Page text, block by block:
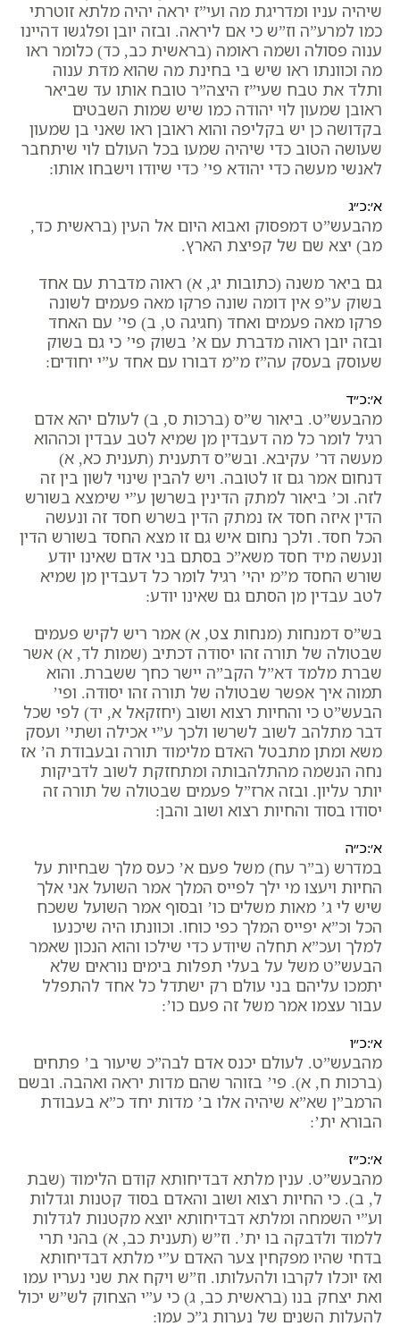
שיהיה עניו ומדריגת מה ועי”ז יראה יהיה מלתא זוטרתי
כמו למרע”ה וז”ש כי אם ליראה. ובזה יובן ופלגשו דהיינו
ענוה פסולה ושמה ראומה (בראשית כב, כד) כלומר ראו
מה וכוונתו ראו שיש בי בחינת מה שהוא מדת ענוה
ותלד את טבח שעי”ז היצה”ר טובח אותו עד שביאר
ראובן שמעון לוי יהודה כמו שיש שמות השבטים
בקדושה כן יש בקליפה והוא ראובן ראו שאני בן שמעון
שעושה הטוב כדי שיהיה שמעו בכל העולם לוי שיתחבר
לאנשי מעשה כדי יהודא פי’ כדי שיודו וישבחו אותו:
א׳:כ״ג
מהבעש”ט דמפסוק ואבוא היום אל העין (בראשית כד,
מב) יצא שם של קפיצת הארץ.
גם ביאר משנה (כתובות יג, א) ראוה מדברת עם אחד
בשוק ע”פ אין דומה שונה פרקו מאה פעמים לשונה
פרקו מאה פעמים ואחד (חגיגה ט, ב) פי’ עם האחד
ובזה יובן ראוה מדברת עם א’ בשוק פי’ כי גם בשוק
שעוסק בעסק עה”ז מ”מ דבורו עם אחד ע”י יחודים:
א׳:כ״ד
מהבעש”ט. ביאור ש”ס (ברכות ס, ב) לעולם יהא אדם
רגיל לומר כל מה דעבדין מן שמיא לטב עבדין וכההוא
מעשה דר’ עקיבא. ובש”ס דתענית (תענית כא, א)
דנחום אמר גם זו לטובה. ויש להבין שינוי לשון בין זה
לזה. וכ’ ביאור למתק הדינין בשרשן ע”י שימצא בשורש
הדין איזה חסד אז נמתק הדין בשרש חסד זה ונעשה
הכל חסד. ולכך נחום איש גם זו מצא החסד בשורש הדין
ונעשה מיד חסד משא”כ בסתם בני אדם שאינו יודע
שורש החסד מ”מ יהי’ רגיל לומר כל דעבדין מן שמיא
לטב עבדין מן הסתם גם שאינו יודע:
בש”ס דמנחות (מנחות צט, א) אמר ריש לקיש פעמים
שבטולה של תורה זהו יסודה דכתיב (שמות לד, א) אשר
שברת מלמד דא”ל הקב”ה יישר כחך ששברת. והוא
תמוה איך אפשר שבטולה של תורה זהו יסודה. ופי’
הבעש”ט כי והחיות רצוא ושוב (יחזקאל א, יד) לפי שכל
דבר מתלהב לשוב לשרשו ולכך ע”י אכילה ושתי’ ועסק
משא ומתן מתבטל האדם מלימוד תורה ובעבודת ה’ אז
נחה הנשמה מהתלהבותה ומתחזקת לשוב לדביקות
יותר עליון. ובזה ארז”ל פעמים שבטולה של תורה זה
יסודו בסוד והחיות רצוא ושוב והבן:
א׳:כ״ה
במדרש (ב”ר עח) משל פעם א’ כעס מלך שבחיות על
החיות ויעצו מי ילך לפייס המלך אמר השועל אני אלך
שיש לי ג’ מאות משלים כו’ ובסוף אמר השועל ששכח
הכל וכ”א יפייס המלך כפי כוחו. וכוונתו היה שיכנעו
למלך ועכ”א תחלה שיודע כדי שילכו והוא הנכון שאמר
הבעש”ט משל על בעלי תפלות בימים נוראים שלא
יתמכו עליהם בני עולם רק ישתדל כל אחד להתפלל
עבור עצמו אמר משל זה פעם כו’:
א׳:כ״ו
מהבעש”ט. לעולם יכנס אדם לבה”כ שיעור ב’ פתחים
(ברכות ח, א). פי’ בזוהר שהם מדות יראה ואהבה. ובשם
הרמב”ן שא”א שיהיה אלו ב’ מדות יחד כ”א בעבודת
הבורא ית’:
א׳:כ״ז
מהבעש”ט. ענין מלתא דבדיחותא קודם הלימוד (שבת
ל, ב). כי החיות רצוא ושוב והאדם בסוד קטנות וגדלות
וע”י השמחה ומלתא דבדיחותא יוצא מקטנות לגדלות
ללמוד ולדבקה בו ית’. וז”ש (תענית כב, א) בהני תרי
בדחי שהיו מפקחין צער האדם ע”י מלתא דבדיחותא
ואז יוכלו לקרבו ולהעלותו. וז”ש ויקח את שני נעריו עמו
ואת יצחק בנו (בראשית כב, ג) כי ע”י הצחוק לש”ש יכול
להעלות השנים של נערות ג”כ עמו: